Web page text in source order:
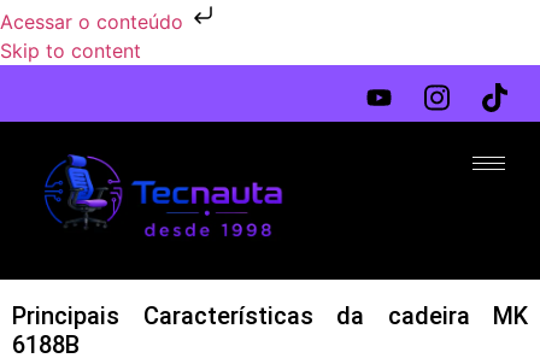
Acessar o conteúdo
Skip to content
Principais Características da cadeira MK
6188B